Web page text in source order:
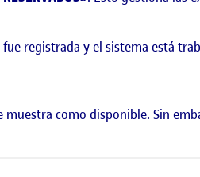
registrada y el sistema está
como disponible. Sin